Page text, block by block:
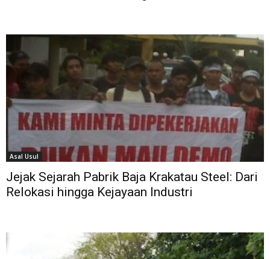
Asal Usul
Jejak Sejarah Pabrik Baja Krakatau Steel: Dari
Relokasi hingga Kejayaan Industri